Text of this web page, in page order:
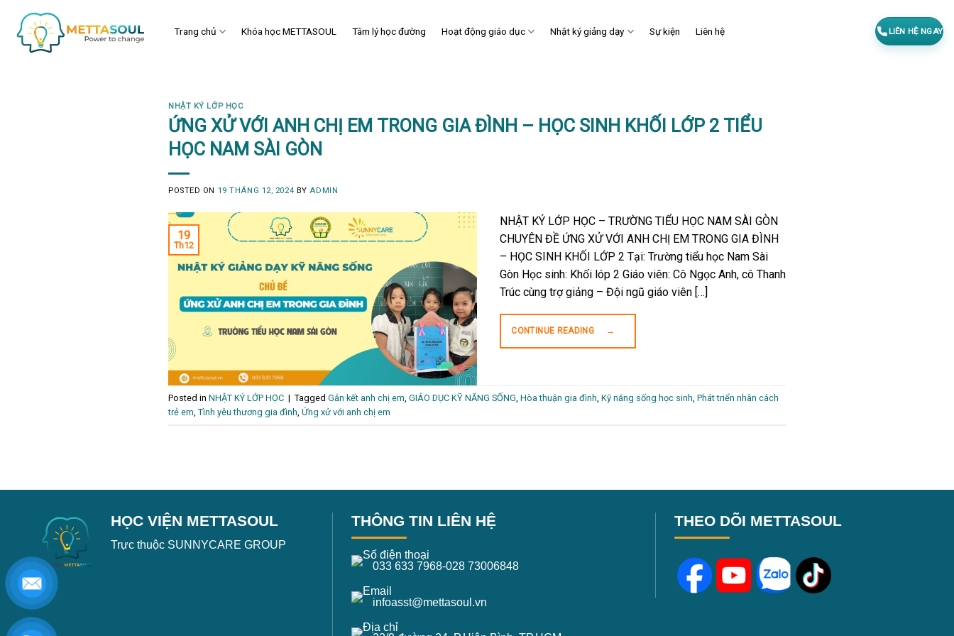
content
Trang chủ Khóa học METTASOUL Tâm lý học đường Hoạt động giáo dục Nhật ký giảng dạy Sự kiện Liên hệ LIÊN HỆ NGAY
NHẬT KÝ LỚP HỌC
ỨNG XỬ VỚI ANH CHỊ EM TRONG GIA ĐÌNH – HỌC SINH KHỐI LỚP 2 TIỂU
HỌC NAM SÀI GÒN
POSTED ON 19 THÁNG 12, 2024 BY ADMIN
19
Th12
NHẬT KÝ LỚP HỌC – TRƯỜNG TIỂU HỌC NAM SÀI GÒN
CHUYÊN ĐỀ ỨNG XỬ VỚI ANH CHỊ EM TRONG GIA ĐÌNH
– HỌC SINH KHỐI LỚP 2 Tại: Trường tiểu học Nam Sài
Gòn Học sinh: Khối lóp 2 Giáo viên: Cô Ngọc Anh, cô Thanh
Trúc cùng trợ giảng – Đội ngũ giáo viên […]
CONTINUE READING →
Posted in NHẬT KÝ LỚP HỌC | Tagged Gắn kết anh chị em GIÁO DỤC KỸ NĂNG SỐNG Hòa thuận gia đình Kỹ năng sống học sinh Phát triển nhân cách
trẻ em Tình yêu thương gia đình Ứng xử với anh chị em
HỌC VIỆN METTASOUL
Trực thuộc SUNNYCARE GROUP
THÔNG TIN LIÊN HỆ
033 633 7968-028 73006848
infoasst@mettasoul.vn
THEO DÕI METTASOUL